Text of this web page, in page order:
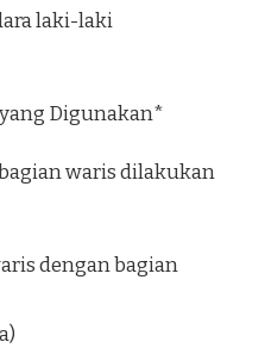
laki-laki
Digunakan*
waris dilakukan
dengan bagian